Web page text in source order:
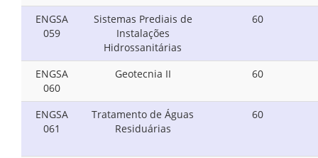
ENGSA
059
Sistemas Prediais de
Instalações
Hidrossanitárias
60
ENGSA
060
Geotecnia II 60
ENGSA
061
Tratamento de Águas
Residuárias
60